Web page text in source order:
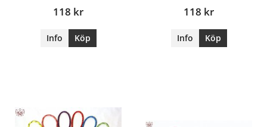
118 kr
Info Köp
118 kr
Info Köp